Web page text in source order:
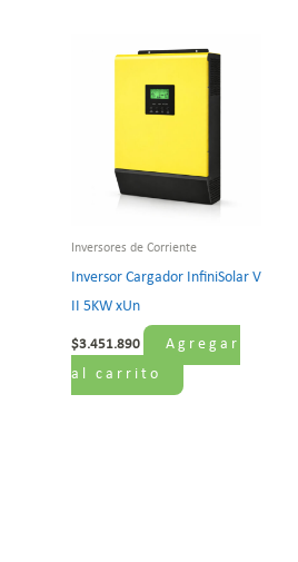
Inversores de Corriente
Inversor Cargador InfiniSolar V
II 5KW xUn
$3.451.890
Agregar
al carrito